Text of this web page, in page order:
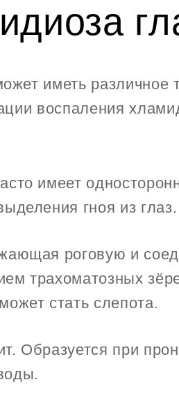
иметь различное
воспаления
имеет
гноя из глаз.
роговую и
трахоматозных
стать слепота.
Образуется при